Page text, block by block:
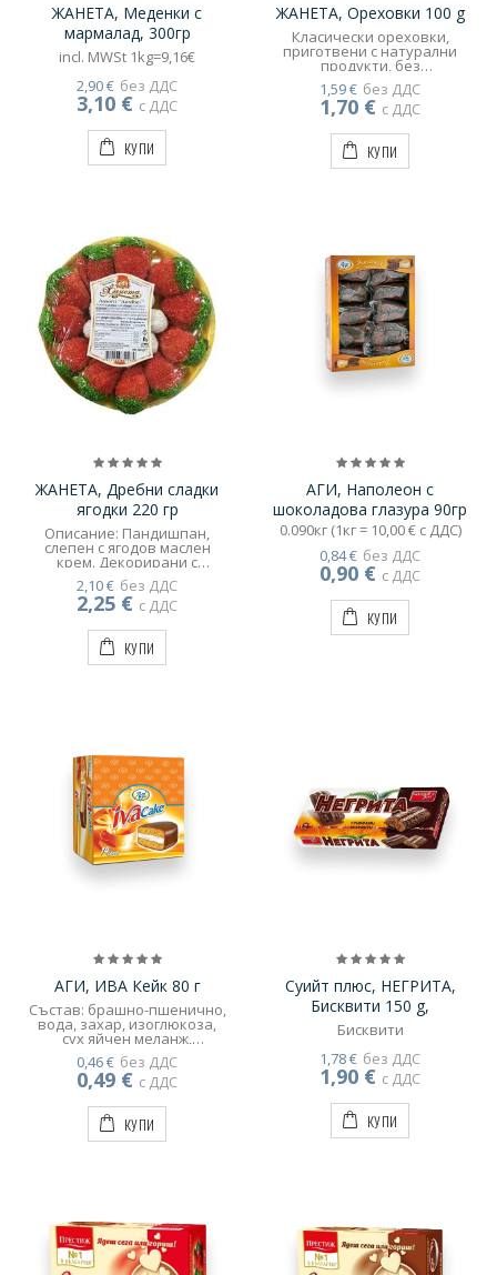
ЖАНЕТА, Меденки с
мармалад, 300гр
incl. MWSt 1kg=9,16€
без ДДС
2,90 €
с ДДС
3,10 €
КУПИ
ЖАНЕТА, Ореховки 100 g
Класически ореховки,
приготвени с натурални
продукти, без
консерванти. Съдържание;
ореховки ядки 40 %, яйчен
белтък, Захар, пшеничено
брашно, Може да съдържа
следим от сусам, шоколад и
лелено семе.
без ДДС
1,59 €
с ДДС
1,70 €
КУПИ
ЖАНЕТА, Дребни сладки
ягодки 220 гр
Описание: Пандишпан,
слепен с ягодов маслен
крем. Декорирани с
какаова глазура, кокос и
захар.
без ДДС
2,10 €
с ДДС
2,25 €
КУПИ
АГИ, Наполеон с
шоколадова глазура 90гр
0.090кг (1кг = 10,00 € с ДДС)
без ДДС
0,84 €
с ДДС
0,90 €
КУПИ
АГИ, ИВА Кейк 80 г
Състав: брашно-пшенично,
вода, захар, изоглюкоза,
сух яйчен меланж,
маргарин (растителни
рафинирани масла,
втвърдено соево масло,
оцветител-каротин),
какаов кувертюр
(втвърдено растително
масло, захар, обезмаслено
аромат), канела,
натурално-идентичен
аромат ванилия,
набухвател-натриев
без ДДС
0,46 €
с ДДС
0,49 €
КУПИ
Суийт плюс, НЕГРИТА,
Бисквити 150 g,
Бисквити
без ДДС
1,78 €
с ДДС
1,90 €
КУПИ